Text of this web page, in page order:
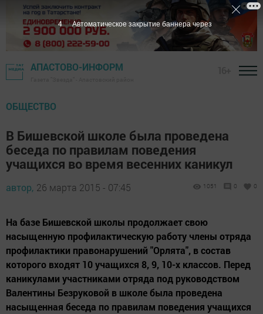
АПАСТОВО-ИНФОРМ
ОБЩЕСТВО
В Бишевской школе была проведена
беседа по правилам поведения
учащихся во время весенних каникул
автор, 26 марта 2015 - 07:45 1051 0 0
На базе Бишевской школы продолжает свою
насыщенную профилактическую работу члены отряда
профилактики правонарушений "Орлята", в состав
которого входят 10 учащихся 8, 9, 10-х классов. Перед
каникулами участниками отряда под руководством
Валентины Безруковой в школе была проведена
насыщенная беседа по правилам поведения учащихся
3 Автоматическое закрытие баннера через